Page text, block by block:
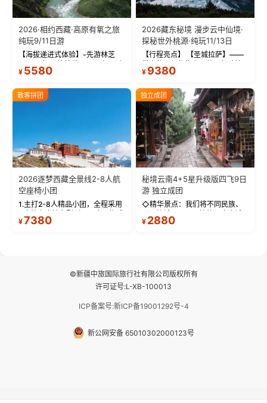
2026·相约西藏·高原有氧之旅
纯玩9/11日游
【海拔递进式体验】-先游林芝
(2900米)再访拉萨(3650米)，亲
测 99%游客零高反 。 【贴心保
反根本不是事儿 ！ 【无人机航
拍】-雪山/圣湖/...
¥ 5580
2026藏东秘境 漫步云中仙境·
探秘世外桃源·纯玩11/13日
【行程亮点】 【圣城拉萨】——
带上信心与信仰去西藏，行吟拉
萨，感受这座城与生俱来的与众
城堡寺院于一体的宏伟建筑，是
西藏最完整的古代...
¥ 9380
散客拼团
2026逐梦西藏全景线2-8人航
空座椅小团
1.主打2-8人精品小团，全程采用
座舱），提供VIP级别的舒适出行
¥7380
独立成团
秘境云南4+5星升级版四飞9日
游 独立成团
◇精华景点：我们将不同民族、
—【大理古城、丽江古城、香格
¥ 2880
©新疆中旅国际旅行社有限公司版权所有
许可证号:L-XB-100013
ICP备案号:新ICP备19001292号-4
新公网安备 65010302000123号